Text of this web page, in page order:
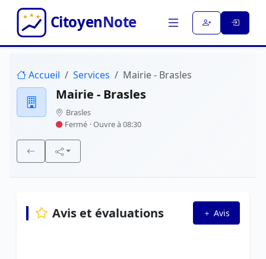
Accueil Services Mairie - Brasles
Mairie - Brasles
Brasles
Fermé · Ouvre à 08:30
Avis et évaluations Avis